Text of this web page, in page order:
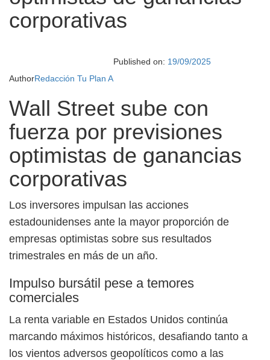
corporativas
AuthorRedacción Tu Plan A
Published on: 19/09/2025
Wall Street sube con
fuerza por previsiones
optimistas de ganancias
corporativas
Los inversores impulsan las acciones
estadounidenses ante la mayor proporción de
empresas optimistas sobre sus resultados
trimestrales en más de un año.
Impulso bursátil pese a temores
comerciales
La renta variable en Estados Unidos continúa
marcando máximos históricos, desafiando tanto a
los vientos adversos geopolíticos como a las